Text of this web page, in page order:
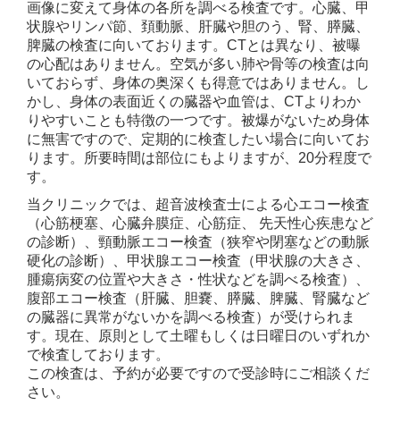
画像に変えて身体の各所を調べる検査です。心臓、甲
状腺やリンパ節、頚動脈、肝臓や胆のう、腎、膵臓、
脾臓の検査に向いております。CTとは異なり、被曝
の心配はありません。空気が多い肺や骨等の検査は向
いておらず、身体の奥深くも得意ではありません。し
かし、身体の表面近くの臓器や血管は、CTよりわか
りやすいことも特徴の一つです。被爆がないため身体
に無害ですので、定期的に検査したい場合に向いてお
ります。所要時間は部位にもよりますが、20分程度で
す。
当クリニックでは、超音波検査士による心エコー検査
（心筋梗塞、心臓弁膜症、心筋症、 先天性心疾患など
の診断）、頸動脈エコー検査（狭窄や閉塞などの動脈
硬化の診断）、甲状腺エコー検査（甲状腺の大きさ、
腫瘍病変の位置や大きさ・性状などを調べる検査）、
腹部エコー検査（肝臓、胆嚢、膵臓、脾臓、腎臓など
の臓器に異常がないかを調べる検査）が受けられま
す。現在、原則として土曜もしくは日曜日のいずれか
で検査しております。
この検査は、予約が必要ですので受診時にご相談くだ
さい。